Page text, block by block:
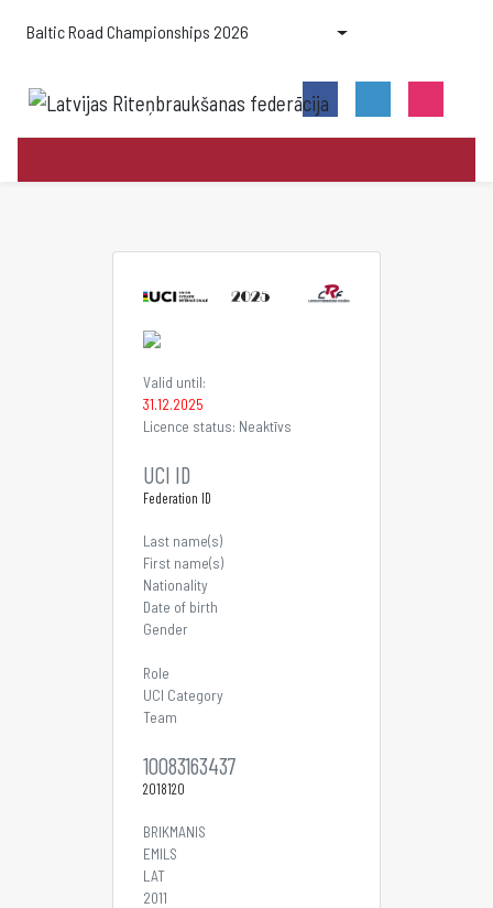
Baltic Road Championships 2026
Valid until:
31.12.2025
Licence status: Neaktīvs
UCI ID
Federation ID
Last name(s)
First name(s)
Nationality
Date of birth
Gender
Role
UCI Category
Team
10083163437
2018120
BRIKMANIS
EMILS
LAT
2011